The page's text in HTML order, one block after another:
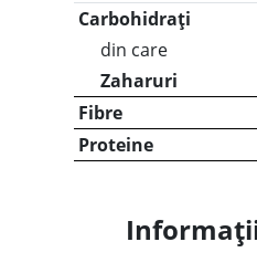
Carbohidrați
din care
Zaharuri
Fibre
Proteine